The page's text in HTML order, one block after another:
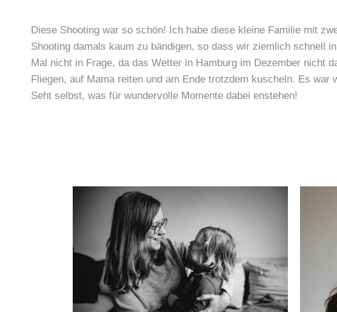
Diese Shooting war so schön! Ich habe diese kleine Familie mit
Shooting damals kaum zu bändigen, so dass wir ziemlich schnell
Mal nicht in Frage, da das Wetter in Hamburg im Dezember nicht
Fliegen, auf Mama reiten und am Ende trotzdem kuscheln. Es
Seht selbst, was für wundervolle Momente dabei enstehen!